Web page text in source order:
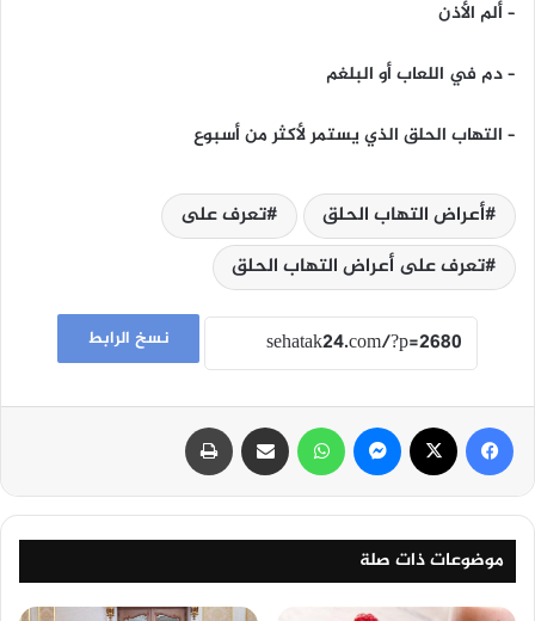
– ألم الأذن
– دم في اللعاب أو البلغم
– التهاب الحلق الذي يستمر لأكثر من أسبوع
أعراض التهاب الحلق
تعرف على
تعرف على أعراض التهاب الحلق
نسخ الرابط
فيسبوك ماسنجر واتساب مشاركة عبر البريد
موضوعات ذات صلة